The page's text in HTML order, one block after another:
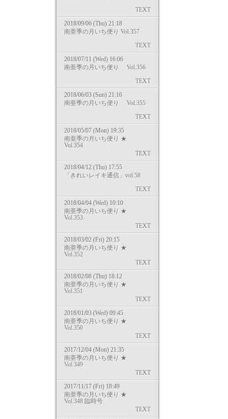
TEXT
2018/09/06 (Thu) 21:18
南亜季の月いち便り Vol.357
TEXT
2018/07/11 (Wed) 16:06
南亜季の月いち便り Vol.356
TEXT
2018/06/03 (Sun) 21:16
南亜季の月いち便り Vol.355
TEXT
2018/05/07 (Mon) 19:35
南亜季の月いち便り ★
Vol.354
TEXT
2018/04/12 (Thu) 17:55
「きれいレイキ通信」vol.58
TEXT
2018/04/04 (Wed) 10:10
南亜季の月いち便り ★
Vol.353
TEXT
2018/03/02 (Fri) 20:15
南亜季の月いち便り ★
Vol.352
TEXT
2018/02/08 (Thu) 18:12
南亜季の月いち便り ★
Vol.351
TEXT
2018/01/03 (Wed) 09:45
南亜季の月いち便り ★
Vol.350
TEXT
2017/12/04 (Mon) 21:35
南亜季の月いち便り ★
Vol.349
TEXT
2017/11/17 (Fri) 18:49
南亜季の月いち便り ★
Vol.348 臨時号
TEXT